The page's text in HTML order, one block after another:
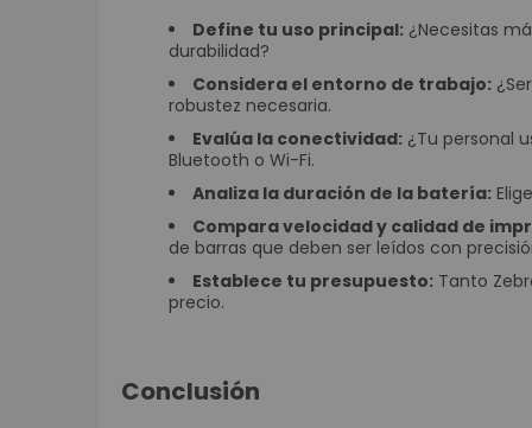
Define tu uso principal: ¿Necesitas
durabilidad?
Considera el entorno de trabajo:
robustez necesaria.
Evalúa la conectividad: ¿Tu personal
Bluetooth o Wi-Fi.
Analiza la duración de la batería:
Compara velocidad y calidad de
de barras que deben ser leídos con
Establece tu presupuesto: Tanto
precio.
Conclusión